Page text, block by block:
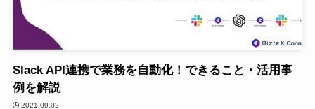
Slack API連携で業務を自動化！できること・活用事
例を解説
2021.09.02